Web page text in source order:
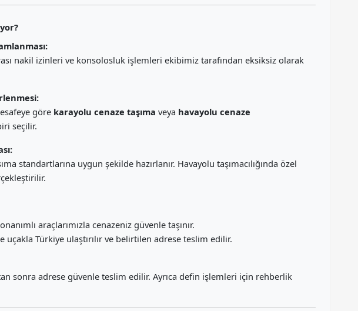
nakil izinleri ve konsolosluk işlemleri ekibimiz tarafından eksiksiz olarak
göre karayolu cenaze taşıma veya havayolu cenaze
seçilir.
standartlarına uygun şekilde hazırlanır. Havayolu taşımacılığında özel
araçlarımızla cenazeniz güvenle taşınır.
uçakla Türkiye ulaştırılır ve belirtilen adrese teslim edilir.
sonra adrese güvenle teslim edilir. Ayrıca defin işlemleri için rehberlik